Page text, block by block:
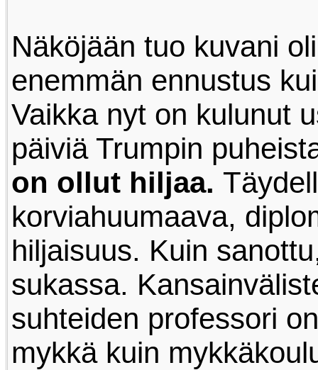
Näköjään tuo kuvani oli
enemmän ennustus
Vaikka nyt on kulunut
päiviä Trumpin
on ollut hiljaa.
korviahuumaava,
hiljaisuus. Kuin
sukassa.
suhteiden professori
mykkä kuin